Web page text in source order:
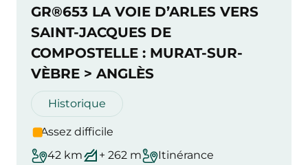
GR®653 LA VOIE D’ARLES VERS
SAINT-JACQUES DE
COMPOSTELLE : MURAT-SUR-
VÈBRE > ANGLÈS
Historique
Assez difficile
42 km
+ 262 m Itinérance